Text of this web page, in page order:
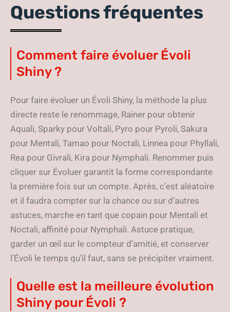
Questions fréquentes
Comment faire évoluer Évoli
Shiny ?
Pour faire évoluer un Évoli Shiny, la méthode la plus
directe reste le renommage, Rainer pour obtenir
Aquali, Sparky pour Voltali, Pyro pour Pyroli, Sakura
pour Mentali, Tamao pour Noctali, Linnea pour Phyllali,
Rea pour Givrali, Kira pour Nymphali. Renommer puis
cliquer sur Évoluer garantit la forme correspondante
la première fois sur un compte. Après, c’est aléatoire
et il faudra compter sur la chance ou sur d’autres
astuces, marche en tant que copain pour Mentali et
Noctali, affinité pour Nymphali. Astuce pratique,
garder un œil sur le compteur d’amitié, et conserver
l’Évoli le temps qu’il faut, sans se précipiter vraiment.
Quelle est la meilleure évolution
Shiny pour Évoli ?